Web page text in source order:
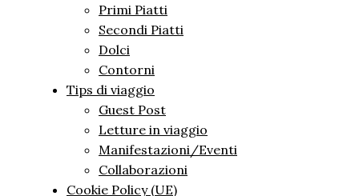
Primi Piatti
Secondi Piatti
Dolci
Contorni
Tips di viaggio
Guest Post
Letture in viaggio
Manifestazioni/Eventi
Collaborazioni
Cookie Policy (UE)